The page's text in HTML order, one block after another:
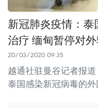
新冠肺炎疫情：
治疗 缅甸暂停对
20/03/2020 09:35
越通社驻曼谷记者报
泰国感染新冠病毒的外